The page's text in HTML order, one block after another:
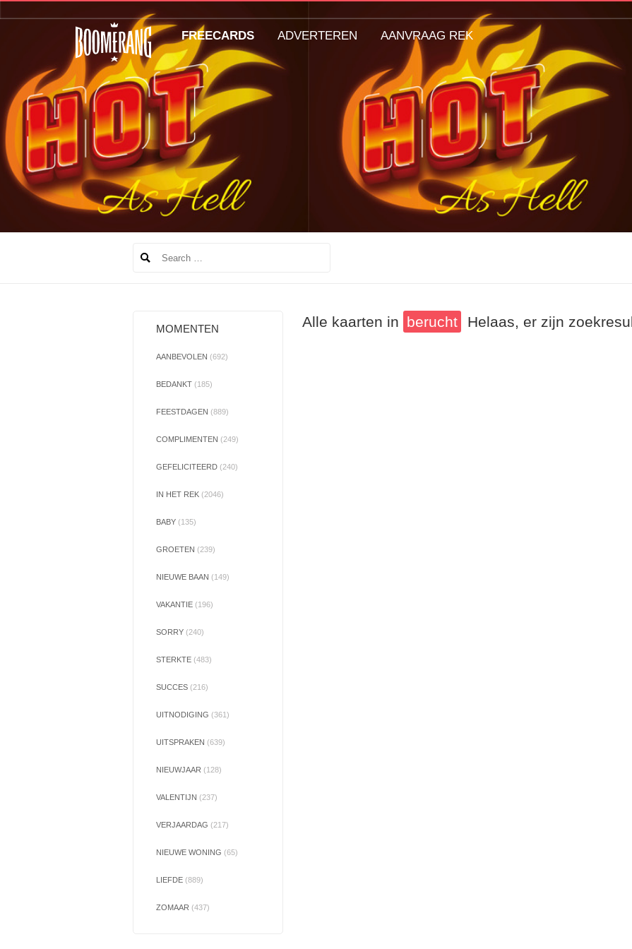
MOMENTEN
AANBEVOLEN (692)
BEDANKT (185)
FEESTDAGEN (889)
COMPLIMENTEN (249)
GEFELICITEERD (240)
IN HET REK (2046)
BABY (135)
GROETEN (239)
NIEUWE BAAN (149)
VAKANTIE (196)
SORRY (240)
STERKTE (483)
SUCCES (216)
UITNODIGING (361)
UITSPRAKEN (639)
NIEUWJAAR (128)
VALENTIJN (237)
VERJAARDAG (217)
NIEUWE WONING (65)
LIEFDE (889)
ZOMAAR (437)
Alle kaarten in berucht Helaas, er zijn
FREECARDS ADVERTEREN AANVRAAG REK